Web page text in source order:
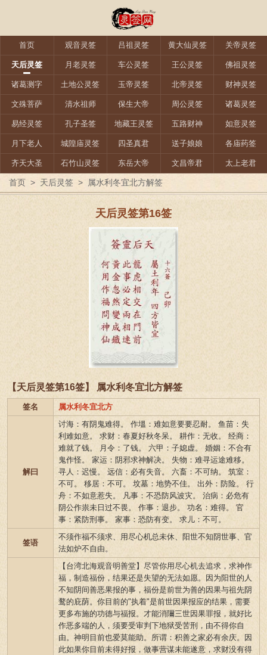
首页 观音灵签 吕祖灵签 黄大仙灵签 关帝灵签
天后灵签 月老灵签 车公灵签 王公灵签 佛祖灵签
诸葛测字 土地公灵签 玉帝灵签 北帝灵签 财神灵签
文殊菩萨 清水祖师 保生大帝 周公灵签 诸葛灵签
易经灵签 孔子圣签 地藏王灵签 五路财神 如意灵签
月下老人 城隍庙灵签 四圣真君 送子娘娘 各庙药签
齐天大圣 石竹山灵签 东岳大帝 文昌帝君 太上老君
首页 > 天后灵签 > 属水利冬宜北方解签
天后灵签第16签
【天后灵签第16签】 属水利冬宜北方解签
签名 属水利冬宜北方
解曰
讨海：有阴鬼难得。 作塭：难如意要要忍耐。 鱼苗：失
利难如意。 求财：春夏好秋冬呆。 耕作：无收。 经商：
难就了钱。 月令：了钱。 六甲：子媳虚。 婚姻：不合有
鬼作怪。 家运：阴邪求神解决。 失物：难寻运途难移。
寻人：迟慢。 远信：必有失音。 六畜：不可纳。 筑室：
不可。 移居：不可。 坟墓：地势不佳。 出外：防险。 行
舟：不如意惹失。 凡事：不恐防风波灾。 治病：必危有
阴公作祟未日过不畏。 作事：退步。 功名：难得。 官
事：紧防刑事。 家事：恐防有变。 求儿：不可。
签语
不须作福不须求、用尽心机总未休、阳世不知阴世事、官
法如炉不自由。
【台湾北海观音明善堂】尽管你用尽心机去追求，求神作
福，制造福份，结果还是失望的无法如愿。因为阳世的人
不知阴间善恶果报的事，福份是前世为善的因果与祖先阴
鹜的庇荫。你目前的"执着"是前世因果报应的结果，需要
更多布施的功德与福报。才能消隬三世因果罪报，就好比
作恶多端的人，须要受审判下地狱受苦刑，由不得你自
由。神明目前也爱莫能助。所谓：积善之家必有余庆。因
此如果你目前未得好报，做事营谋未能遂意，求财没有得